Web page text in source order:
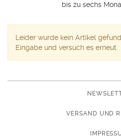
bis zu sechs
Leider wurde kein Artikel
Eingabe und versuch es erneut.
VERSAND UND